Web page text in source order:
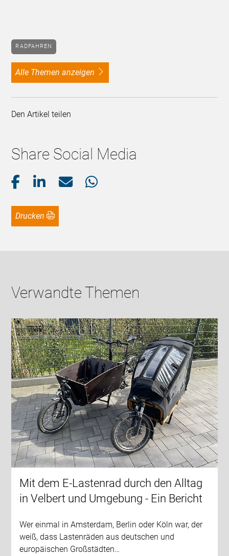
RADFAHREN
alle Themen anzeigen
Den Artikel teilen
Share Social Media
Drucken
Verwandte Themen
Mit dem E-Lastenrad durch den Alltag
in Velbert und Umgebung - Ein Bericht
Wer einmal in Amsterdam, Berlin oder Köln war, der
weiß, dass Lastenräden aus deutschen und
europäischen Großstädten…